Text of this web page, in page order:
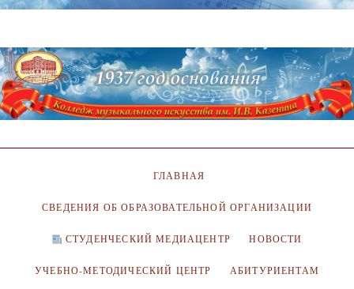
ГЛАВНАЯ
СВЕДЕНИЯ ОБ ОБРАЗОВАТЕЛЬНОЙ ОРГАНИЗАЦИИ
СТУДЕНЧЕСКИЙ МЕДИАЦЕНТР НОВОСТИ
УЧЕБНО-МЕТОДИЧЕСКИЙ ЦЕНТР АБИТУРИЕНТАМ